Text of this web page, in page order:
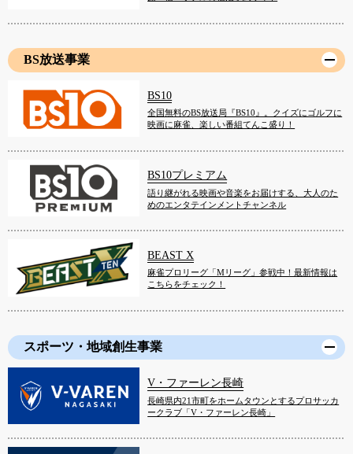
BS放送事業
BS10
全国無料のBS放送局『BS10』。クイズにゴルフに
映画に麻雀、楽しい番組てんこ盛り！
BS10プレミアム
語り継がれる映画や音楽をお届けする、大人のた
めのエンタテインメントチャンネル
BEAST X
麻雀プロリーグ「Mリーグ」参戦中！最新情報は
こちらをチェック！
スポーツ・地域創生事業
V・ファーレン長崎
長崎県内21市町をホームタウンとするプロサッカ
ークラブ「V・ファーレン長崎」